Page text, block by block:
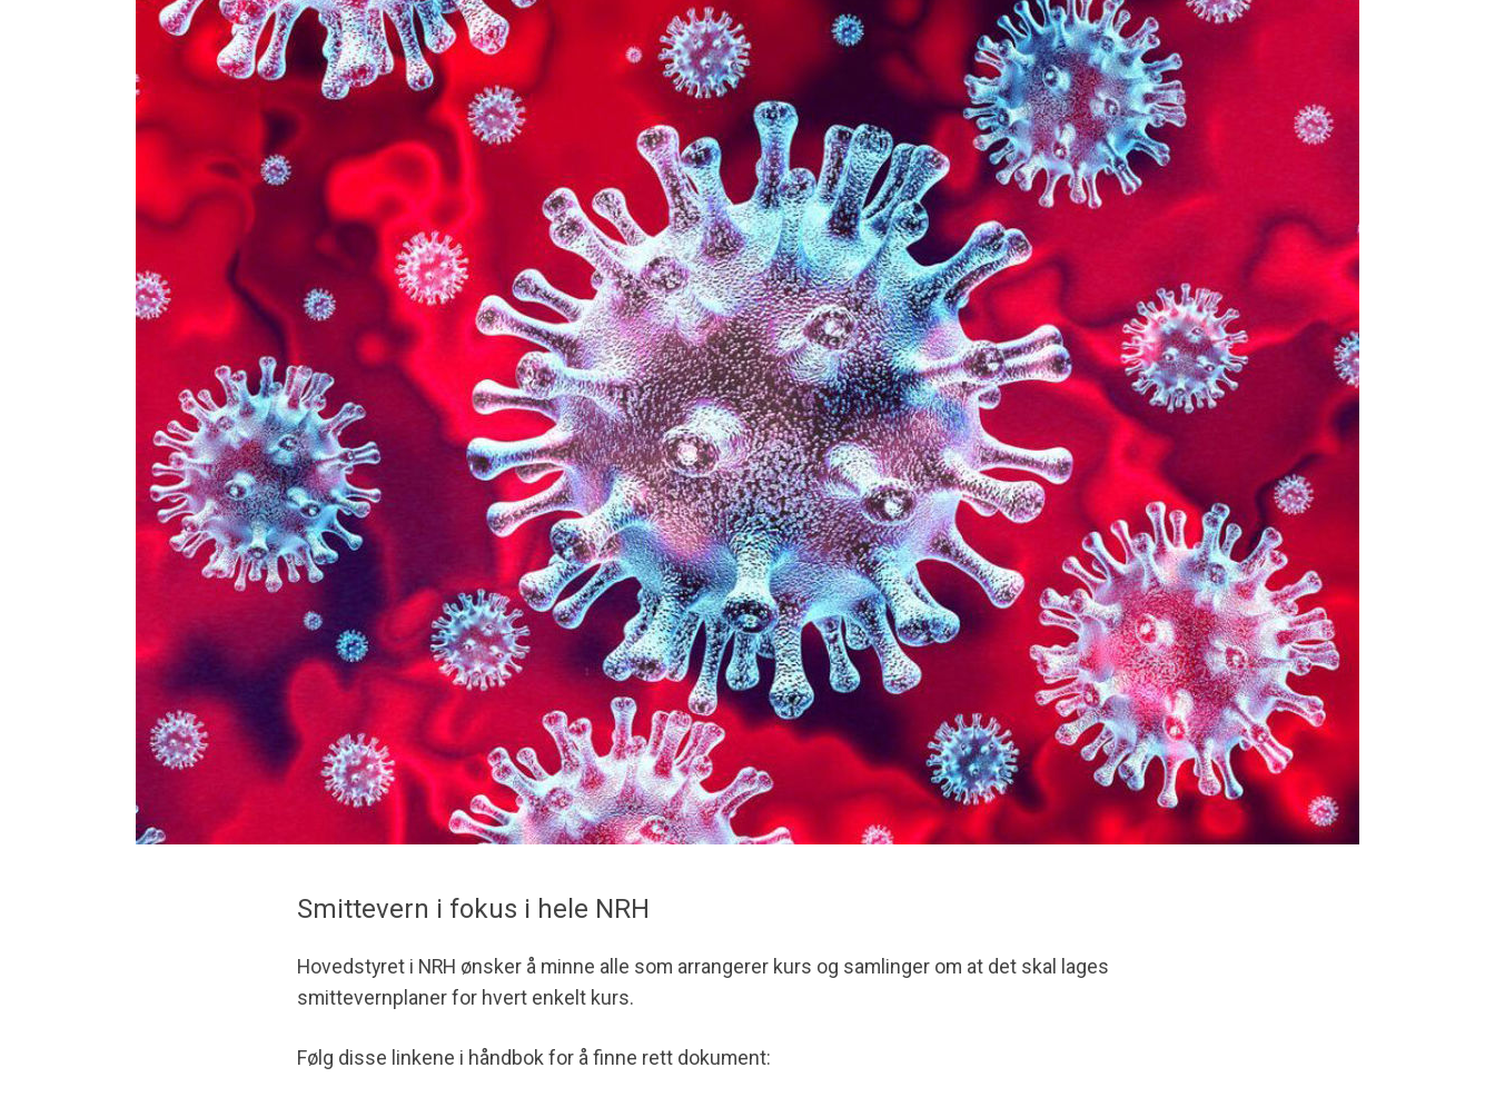
Smittevern i fokus i hele NRH
Hovedstyret i NRH ønsker å minne alle som arrangerer kurs og samlinger om at det skal lages
smittevernplaner for hvert enkelt kurs.
Følg disse linkene i håndbok for å finne rett dokument: